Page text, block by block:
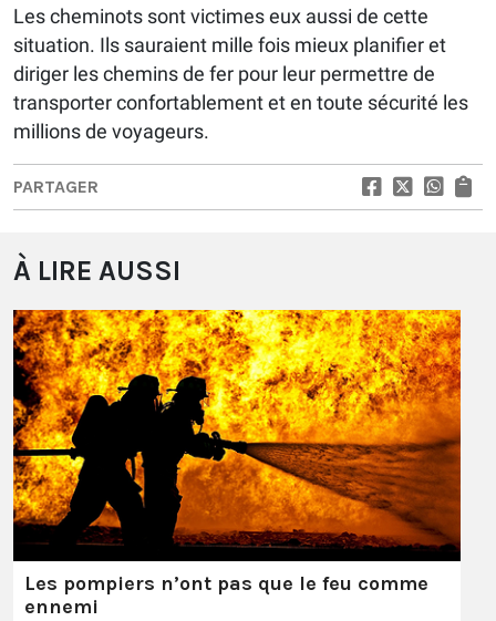
Les cheminots sont victimes eux aussi de cette
situation. Ils sauraient mille fois mieux planifier et
diriger les chemins de fer pour leur permettre de
transporter confortablement et en toute sécurité les
millions de voyageurs.
PARTAGER
À LIRE AUSSI
Les pompiers n’ont pas que le feu comme
ennemi